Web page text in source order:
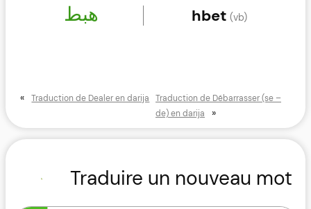
هبط hbet (vb)
« Traduction de Dealer en darija
Traduction de Débarrasser (se –
de) en darija
»
Traduire un nouveau mot